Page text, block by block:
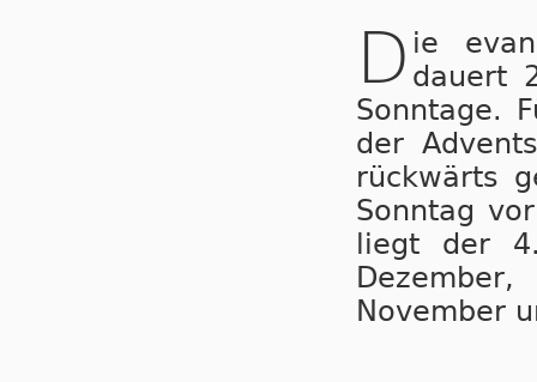
D ie
dauert
Sonntage.
der
rückwärts
Sonntag
liegt der
November